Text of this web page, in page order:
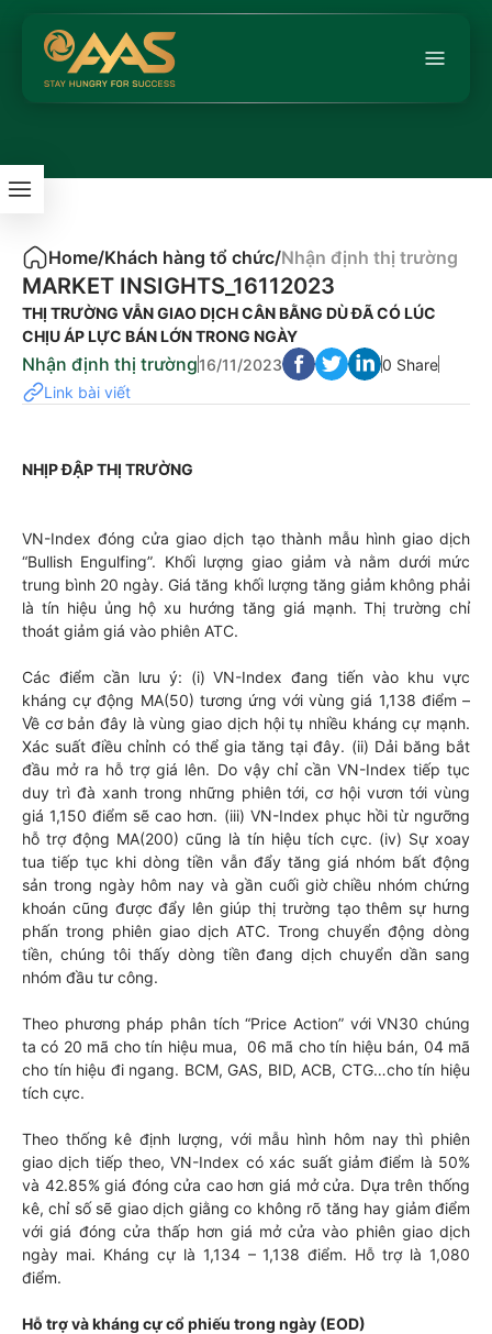
Home/Khách hàng tổ chức/Nhận định thị trường
MARKET INSIGHTS_16112023
THỊ TRƯỜNG VẪN GIAO DỊCH CÂN BẰNG DÙ ĐÃ CÓ LÚC
CHỊU ÁP LỰC BÁN LỚN TRONG NGÀY
Nhận định thị trường16/11/2023
0 Share
Link bài viết
NHỊP ĐẬP THỊ TRƯỜNG
VN-Index đóng cửa giao dịch tạo thành mẫu hình giao dịch
“Bullish Engulfing”. Khối lượng giao giảm và nằm dưới mức
trung bình 20 ngày. Giá tăng khối lượng tăng giảm không phải
là tín hiệu ủng hộ xu hướng tăng giá mạnh. Thị trường chỉ
thoát giảm giá vào phiên ATC.
Các điểm cần lưu ý: (i) VN-Index đang tiến vào khu vực
kháng cự động MA(50) tương ứng với vùng giá 1,138 điểm –
Về cơ bản đây là vùng giao dịch hội tụ nhiều kháng cự mạnh.
Xác suất điều chỉnh có thể gia tăng tại đây. (ii) Dải băng bắt
đầu mở ra hỗ trợ giá lên. Do vậy chỉ cần VN-Index tiếp tục
duy trì đà xanh trong những phiên tới, cơ hội vươn tới vùng
giá 1,150 điểm sẽ cao hơn. (iii) VN-Index phục hồi từ ngưỡng
hỗ trợ động MA(200) cũng là tín hiệu tích cực. (iv) Sự xoay
tua tiếp tục khi dòng tiền vẫn đẩy tăng giá nhóm bất động
sản trong ngày hôm nay và gần cuối giờ chiều nhóm chứng
khoán cũng được đẩy lên giúp thị trường tạo thêm sự hưng
phấn trong phiên giao dịch ATC. Trong chuyển động dòng
tiền, chúng tôi thấy dòng tiền đang dịch chuyển dần sang
nhóm đầu tư công.
Theo phương pháp phân tích “Price Action” với VN30 chúng
ta có 20 mã cho tín hiệu mua, 06 mã cho tín hiệu bán, 04 mã
cho tín hiệu đi ngang. BCM, GAS, BID, ACB, CTG…cho tín hiệu
tích cực.
Theo thống kê định lượng, với mẫu hình hôm nay thì phiên
giao dịch tiếp theo, VN-Index có xác suất giảm điểm là 50%
và 42.85% giá đóng cửa cao hơn giá mở cửa. Dựa trên thống
kê, chỉ số sẽ giao dịch giằng co không rõ tăng hay giảm điểm
với giá đóng cửa thấp hơn giá mở cửa vào phiên giao dịch
ngày mai. Kháng cự là 1,134 – 1,138 điểm. Hỗ trợ là 1,080
điểm.
Hỗ trợ và kháng cự cổ phiếu trong ngày (EOD)